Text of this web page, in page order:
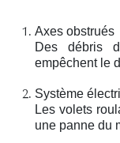
Axes obstrués
Des débris
empêchent le
Système
Les volets
une panne du